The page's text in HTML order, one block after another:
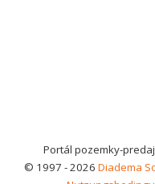
Portál pozemky-
© 1997 - 2026 Diadema